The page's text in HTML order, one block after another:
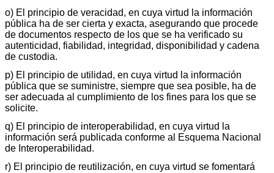
o) El principio de veracidad, en cuya virtud la información
pública ha de ser cierta y exacta, asegurando que procede
de documentos respecto de los que se ha verificado su
autenticidad, fiabilidad, integridad, disponibilidad y cadena
de custodia.
p) El principio de utilidad, en cuya virtud la información
pública que se suministre, siempre que sea posible, ha de
ser adecuada al cumplimiento de los fines para los que se
solicite.
q) El principio de interoperabilidad, en cuya virtud la
información será publicada conforme al Esquema Nacional
de Interoperabilidad.
r) El principio de reutilización, en cuya virtud se fomentará